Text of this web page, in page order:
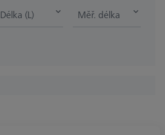
Délka (L) Měř. délka (ML)